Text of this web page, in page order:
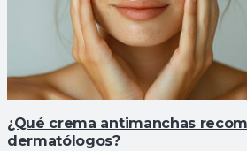
¿Qué crema antimanchas
dermatólogos?